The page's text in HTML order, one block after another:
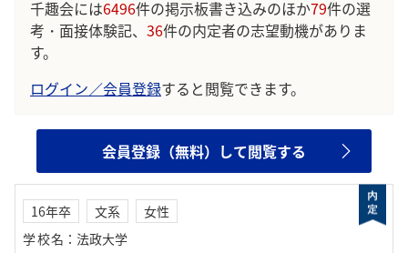
千趣会には6496件の掲示板書き込みのほか79件の選
考・面接体験記、 36件の内定者の志望動機がありま
す。
ログイン／会員登録すると閲覧できます。
会員登録（無料）して閲覧する
16年卒 文系
女性
学校名 ： 法政大学